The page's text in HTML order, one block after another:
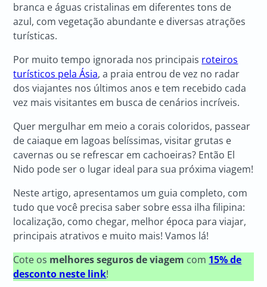
branca e águas cristalinas em diferentes tons de
azul, com vegetação abundante e diversas atrações
turísticas.
Por muito tempo ignorada nos principais roteiros
turísticos pela Ásia, a praia entrou de vez no radar
dos viajantes nos últimos anos e tem recebido cada
vez mais visitantes em busca de cenários incríveis.
Quer mergulhar em meio a corais coloridos, passear
de caiaque em lagoas belíssimas, visitar grutas e
cavernas ou se refrescar em cachoeiras? Então El
Nido pode ser o lugar ideal para sua próxima viagem!
Neste artigo, apresentamos um guia completo, com
tudo que você precisa saber sobre essa ilha filipina:
localização, como chegar, melhor época para viajar,
principais atrativos e muito mais! Vamos lá!
Cote os melhores seguros de viagem com 15% de
desconto neste link!